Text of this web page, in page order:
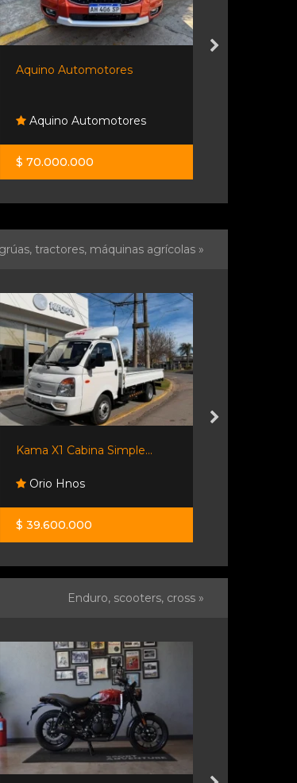
Aquino Automotores
Aquino Automotores
$ 70.000.000
tractores, máquinas agrícolas »
Kama X1 Cabina Simple...
Orio Hnos
$ 39.600.000
Enduro, scooters, cross »